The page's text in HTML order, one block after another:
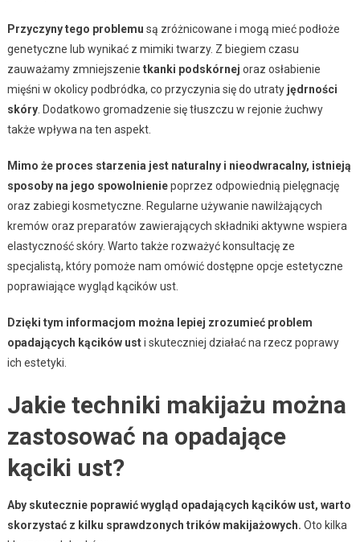
Przyczyny tego problemu są zróżnicowane i mogą mieć podłoże
genetyczne lub wynikać z mimiki twarzy. Z biegiem czasu
zauważamy zmniejszenie tkanki podskórnej oraz osłabienie
mięśni w okolicy podbródka, co przyczynia się do utraty jędrności
skóry. Dodatkowo gromadzenie się tłuszczu w rejonie żuchwy
także wpływa na ten aspekt.
Mimo że proces starzenia jest naturalny i nieodwracalny, istnieją
sposoby na jego spowolnieniepoprzez odpowiednią pielęgnację
oraz zabiegi kosmetyczne. Regularne używanie nawilżających
kremów oraz preparatów zawierających składniki aktywne wspiera
elastyczność skóry. Warto także rozważyć konsultację ze
specjalistą, który pomoże nam omówić dostępne opcje estetyczne
poprawiające wygląd kącików ust.
Dzięki tym informacjom można lepiej zrozumieć problem
opadających kącików usti skuteczniej działać na rzecz poprawy
ich estetyki.
Jakie techniki makijażu można
zastosować na opadające
kąciki ust?
Aby skutecznie poprawić wygląd opadających kącików ust, warto
skorzystać z kilku sprawdzonych trików makijażowych. Oto kilka